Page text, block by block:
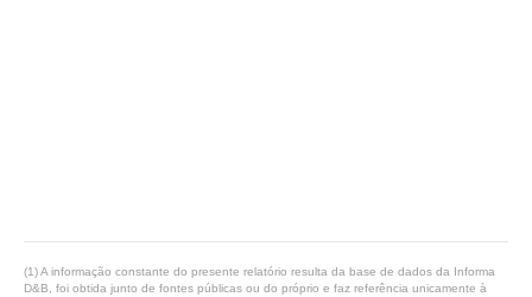
(1) A informação constante do presente relatório resulta da base de dados da Informa
D&B, foi obtida junto de fontes públicas ou do próprio e faz referência unicamente à